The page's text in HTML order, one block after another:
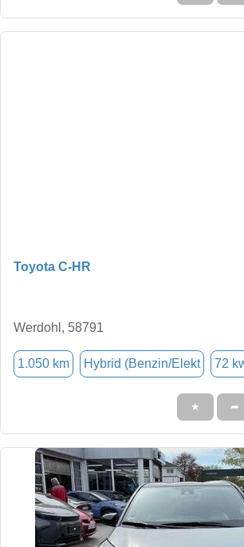
Toyota C-HR
Werdohl, 58791
1.050 km Hybrid (Benzin/Elekt 72
★ ➦